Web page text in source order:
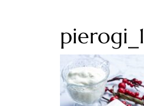
pierogi_1